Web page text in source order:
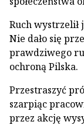
Ruch wystrzelił
Nie dało się
prawdziwego
ochroną Pilska.
Przestraszyć
szarpiąc
przez akcję